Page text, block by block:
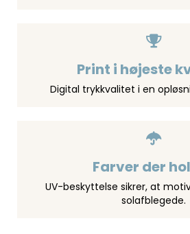
Print i højeste
Digital trykkvalitet i en
Farver der
UV-beskyttelse sikrer, at
solafblegede.